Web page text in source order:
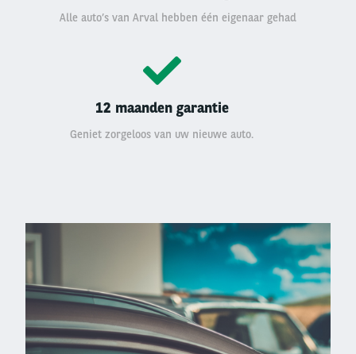
Alle auto’s van Arval hebben één eigenaar gehad
12 maanden garantie
Geniet zorgeloos van uw nieuwe auto.
Left